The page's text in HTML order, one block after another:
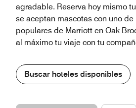
agradable. Reserva hoy mismo
se aceptan mascotas con uno de
populares de Marriott en Oak
al máximo tu viaje con tu
Buscar hoteles disponibles